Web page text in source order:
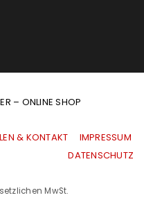
– ONLINE SHOP
& KONTAKT
IMPRESSUM
|DATENSCHUTZ
MwSt.